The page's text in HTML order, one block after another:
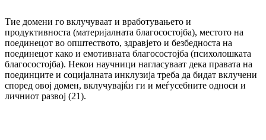
Тие домени го вклучуваат и вработувањето и
продуктивноста (материјалната бла­го­сос­тој­­ба), местото на
поединецот во општеството, здрав­јето и безбедноста на
поединецот како и емотивната благосостојба (психолошката
бла­госостојба). Некои научници нагласуваат дека правата на
поединците и социјалната ин­клузија треба да бидат вклучени
според овој домен, вклучувајќи ги и меѓусебните од­носи и
личниот развој (21).